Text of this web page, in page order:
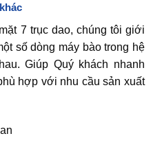
7 trục dao, chúng tôi giới
số dòng máy bào trong hệ
Giúp Quý khách nhanh
hợp với nhu cầu sản xuất